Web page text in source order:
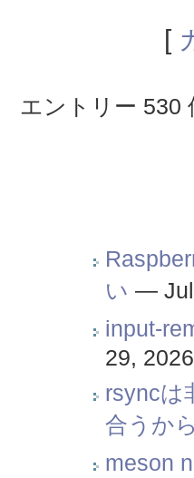
[
エントリー 530
い —
input-
29, 2026
rsyncは
合うか
meson